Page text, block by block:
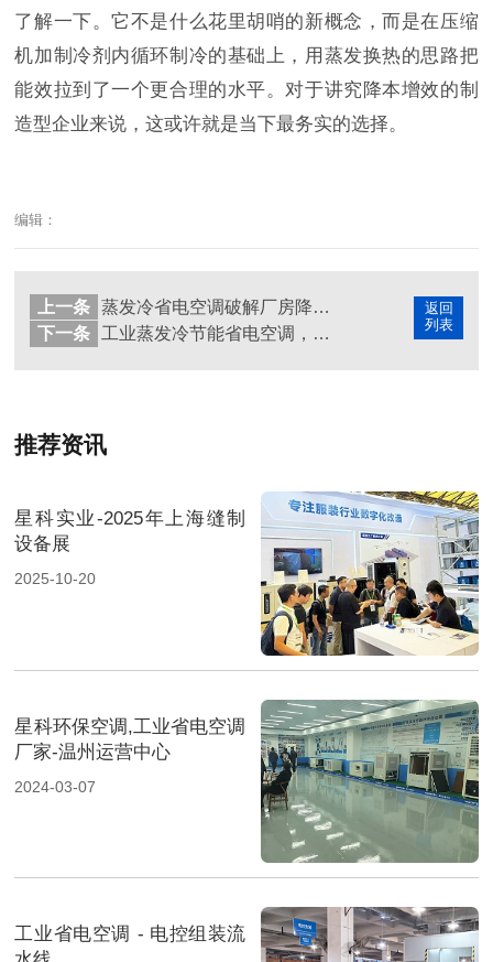
了解一下。它不是什么花里胡哨的新概念，而是在压缩
机加制冷剂内循环制冷的基础上，用蒸发换热的思路把
能效拉到了一个更合理的水平。对于讲究降本增效的制
造型企业来说，这或许就是当下最务实的选择。
编辑：
返回
列表
上一条
蒸发冷省电空调破解厂房降温高耗能难题，节能降耗成效突出
下一条
工业蒸发冷节能省电空调，为大型厂房提供高效节能降温方案
推荐资讯
星科实业-2025年上海缝制
设备展
2025-10-20
星科环保空调,工业省电空调
厂家-温州运营中心
2024-03-07
工业省电空调 - 电控组装流